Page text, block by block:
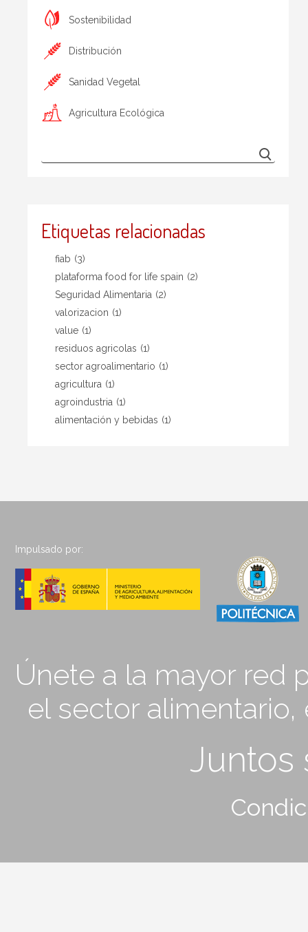
Sostenibilidad
Distribución
Sanidad Vegetal
Agricultura Ecológica
Etiquetas relacionadas
fiab (3)
plataforma food for life spain (2)
Seguridad Alimentaria (2)
valorizacion (1)
value (1)
residuos agricolas (1)
sector agroalimentario (1)
agricultura (1)
agroindustria (1)
alimentación y bebidas (1)
Impulsado por:
Únete a la mayor red
el sector
Juntos